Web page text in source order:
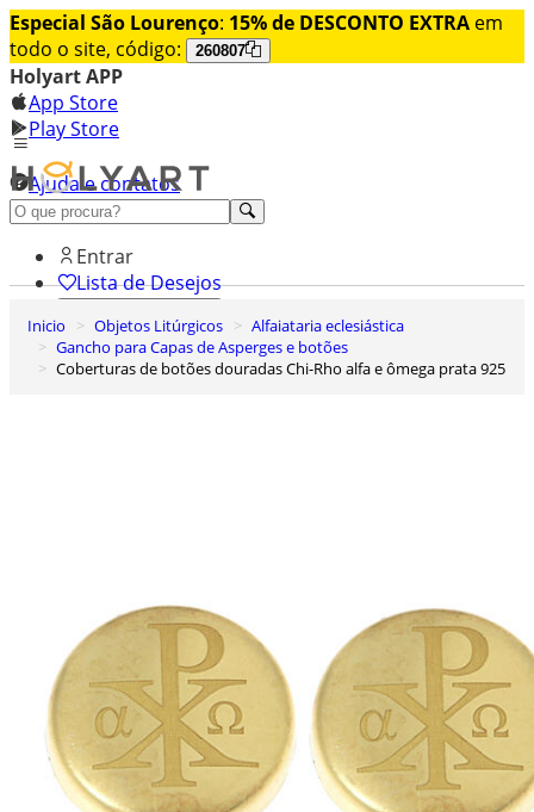
Especial São Lourenço: 15% de DESCONTO EXTRA em
todo o site, código:
260807
Holyart APP
App Store
Play Store
Ajuda e contatos
Conheça premium
Entrar
Lista de Desejos
0
Carrinho de Compras
Inicio Objetos Litúrgicos
Alfaiataria eclesiástica
Gancho para Capas de Asperges e botões
Coberturas de botões douradas Chi-Rho alfa e ômega prata 925